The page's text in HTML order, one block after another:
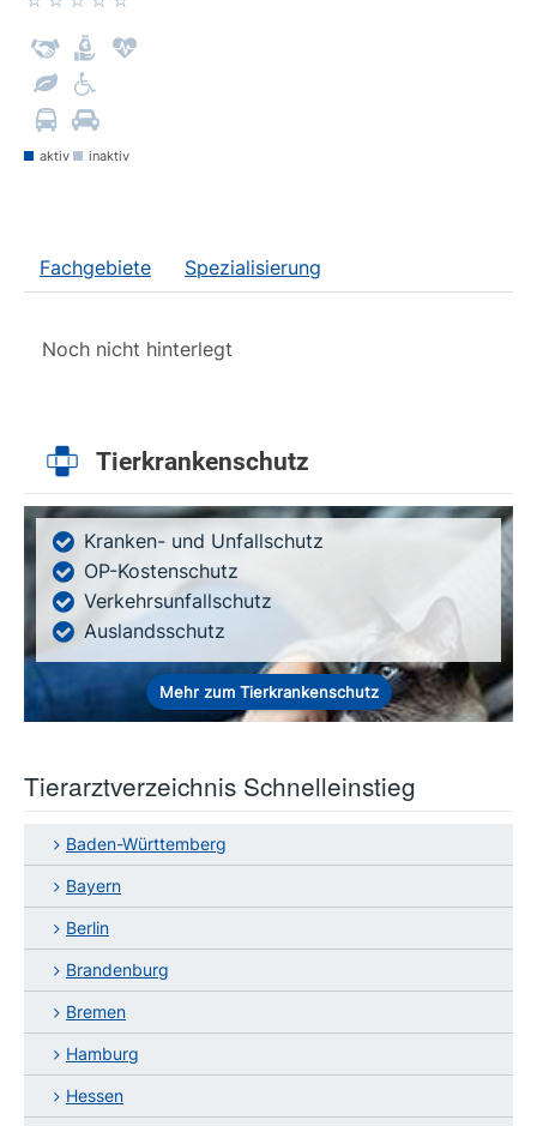
aktiv inaktiv
Fachgebiete Spezialisierung
Noch nicht hinterlegt
Tierkrankenschutz
Kranken- und Unfallschutz
OP-Kostenschutz
Verkehrsunfallschutz
Auslandsschutz
Mehr zum Tierkrankenschutz
Tierarztverzeichnis Schnelleinstieg
Baden-Württemberg
Bayern
Berlin
Brandenburg
Bremen
Hamburg
Hessen